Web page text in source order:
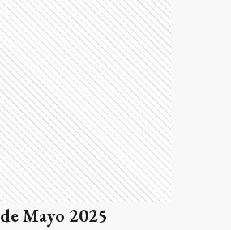
Mayo 2025